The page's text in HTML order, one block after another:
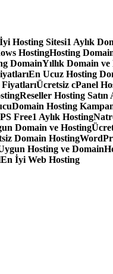
Hosting Sitesi1 Aylık
HostingHosting
DomainYıllık Domain
En Ucuz Hosting
Ücretsiz cPanel
Reseller Hosting Satın
Domain Hosting
Free1 Aylık Hosting
Domain ve Hosting
Domain Hosting
Hosting ve Domain
En İyi Web Hosting